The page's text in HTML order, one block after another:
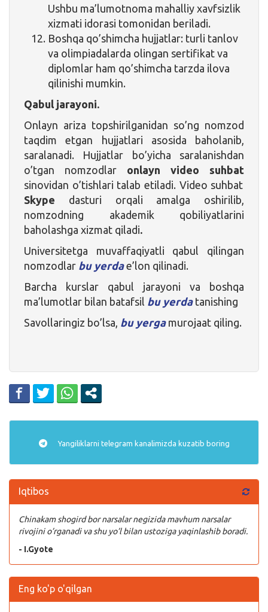
Ushbu ma’lumotnoma mahalliy xavfsizlik
xizmati idorasi tomonidan beriladi.
Boshqa qo’shimcha hujjatlar: turli tanlov
va olimpiadalarda olingan sertifikat va
diplomlar ham qo’shimcha tarzda ilova
qilinishi mumkin.
Qabul jarayoni.
Onlayn ariza topshirilganidan so’ng nomzod
taqdim etgan hujjatlari asosida baholanib,
saralanadi. Hujjatlar bo’yicha saralanishdan
o’tgan nomzodlar onlayn video suhbat
sinovidan o’tishlari talab etiladi. Video suhbat
Skype dasturi orqali amalga oshirilib,
nomzodning akademik qobiliyatlarini
baholashga xizmat qiladi.
Universitetga muvaffaqiyatli qabul qilingan
nomzodlar bu yerdae’lon qilinadi.
Barcha kurslar qabul jarayoni va boshqa
ma’lumotlar bilan batafsil bu yerdatanishing
Savollaringiz bo’lsa, bu yergamurojaat qiling.
Yangiliklarni telegram kanalimizda kuzatib boring
Iqtibos
Chinakam shogird bor narsalar negizida mavhum narsalar
rivojini o’rganadi va shu yo’l bilan ustoziga yaqinlashib boradi.
- I.Gyote
Eng ko'p o'qilgan